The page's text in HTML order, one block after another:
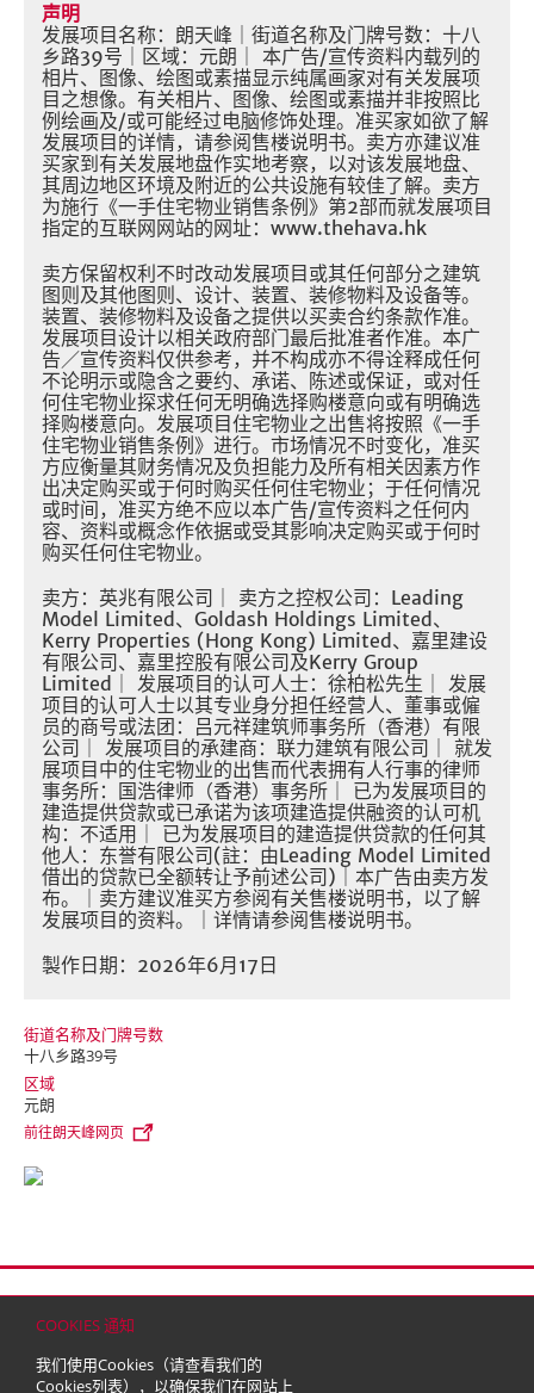
COOKIES 通知
我们使用Cookies（请查看我们的
Cookies列表），以确保我们在网站上
声明
发展项目名称：朗天峰｜街道名称及门牌号数：十八
乡路39号｜区域：元朗｜ 本广告/宣传资料内载列的
相片、图像、绘图或素描显示纯属画家对有关发展项
目之想像。有关相片、图像、绘图或素描并非按照比
例绘画及/或可能经过电脑修饰处理。准买家如欲了解
发展项目的详情，请参阅售楼说明书。卖方亦建议准
买家到有关发展地盘作实地考察，以对该发展地盘、
其周边地区环境及附近的公共设施有较佳了解。卖方
为施行《一手住宅物业销售条例》第2部而就发展项目
指定的互联网网站的网址：www.thehava.hk
卖方保留权利不时改动发展项目或其任何部分之建筑
图则及其他图则、设计、装置、装修物料及设备等。
装置、装修物料及设备之提供以买卖合约条款作准。
发展项目设计以相关政府部门最后批准者作准。本广
告／宣传资料仅供参考，并不构成亦不得诠释成任何
不论明示或隐含之要约、承诺、陈述或保证，或对任
何住宅物业探求任何无明确选择购楼意向或有明确选
择购楼意向。发展项目住宅物业之出售将按照《一手
住宅物业销售条例》进行。市场情况不时变化，准买
方应衡量其财务情况及负担能力及所有相关因素方作
出决定购买或于何时购买任何住宅物业；于任何情况
或时间，准买方绝不应以本广告/宣传资料之任何内
容、资料或概念作依据或受其影响决定购买或于何时
购买任何住宅物业。
卖方：英兆有限公司｜ 卖方之控权公司：Leading
Model Limited、Goldash Holdings Limited、
Kerry Properties (Hong Kong) Limited、嘉里建设
有限公司、嘉里控股有限公司及Kerry Group
Limited｜ 发展项目的认可人士：徐柏松先生｜ 发展
项目的认可人士以其专业身分担任经营人、董事或僱
员的商号或法团：吕元祥建筑师事务所（香港）有限
公司｜ 发展项目的承建商：联力建筑有限公司｜ 就发
展项目中的住宅物业的出售而代表拥有人行事的律师
事务所：国浩律师（香港）事务所｜ 已为发展项目的
建造提供贷款或已承诺为该项建造提供融资的认可机
构：不适用｜ 已为发展项目的建造提供贷款的任何其
他人：东誉有限公司(註：由Leading Model Limited
借出的贷款已全额转让予前述公司)｜本广告由卖方发
布。｜卖方建议准买方参阅有关售楼说明书，以了解
发展项目的资料。｜详情请参阅售楼说明书。
製作日期：2026年6月17日
街道名称及门牌号数
十八乡路39号
区域
元朗
前往朗天峰网页
© 2026 嘉里建设有限公司 (于百慕达注册成立之有限公司)